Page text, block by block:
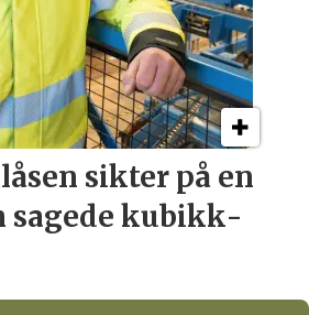
sikter på en
sagede kubikk­